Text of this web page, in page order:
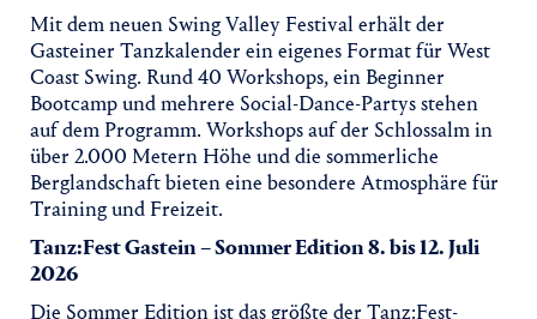
Mit dem neuen Swing Valley Festival erhält der
Gasteiner Tanzkalender ein eigenes Format für West
Coast Swing. Rund 40 Workshops, ein Beginner
Bootcamp und mehrere Social-Dance-Partys stehen
auf dem Programm. Workshops auf der Schlossalm in
über 2.000 Metern Höhe und die sommerliche
Berglandschaft bieten eine besondere Atmosphäre für
Training und Freizeit.
Tanz:Fest Gastein – Sommer Edition 8. bis 12. Juli
2026
Die Sommer Edition ist das größte der Tanz:Fest-